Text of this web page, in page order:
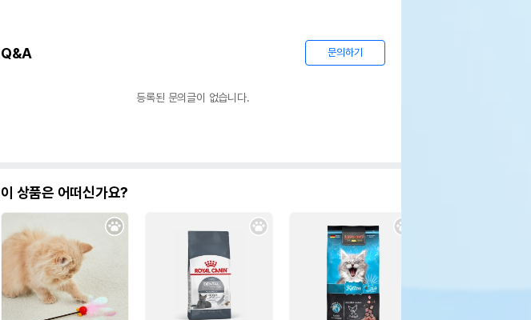
Q&A 문의하기
등록된 문의글이 없습니다.
이 상품은 어떠신가요?